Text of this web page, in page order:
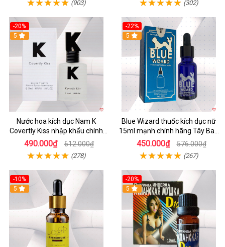
(903) (302)
-20%
5
Nước hoa kích dục Nam K
Covertly Kiss nhập khẩu chính
hãng
490.000₫ 612.000₫
(278)
-22%
Hot
5
Blue Wizard thuốc kích dục nữ
15ml mạnh chính hãng Tây Ban
Nha
450.000₫ 576.000₫
(267)
-10%
5
-20%
5